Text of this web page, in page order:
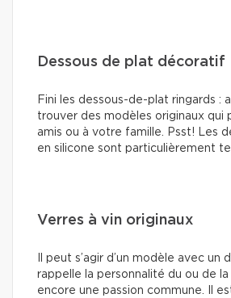
Dessous de plat décoratif
Fini les dessous-de-plat ringards :
trouver des modèles originaux qui
amis ou à votre famille. Psst! Les
en silicone sont particulièrement
Verres à vin originaux
Il peut s’agir d’un modèle avec un
rappelle la personnalité du ou de
encore une passion commune. Il